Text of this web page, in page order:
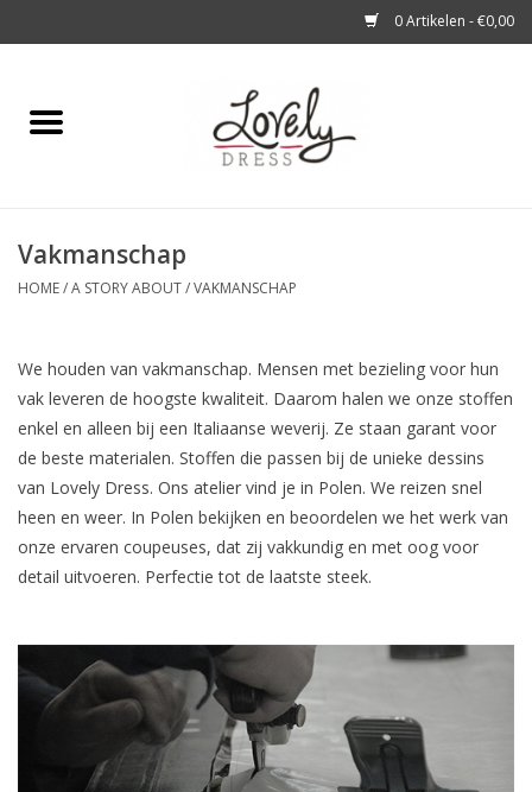
0 Artikelen - €0,00
Home
A story about
Look at You
Vakmanschap
HOME/A STORY ABOUT/VAKMANSCHAP
We houden van vakmanschap. Mensen met bezieling voor hun
vak leveren de hoogste kwaliteit. Daarom halen we onze stoffen
enkel en alleen bij een Italiaanse weverij. Ze staan garant voor
de beste materialen. Stoffen die passen bij de unieke dessins
van Lovely Dress. Ons atelier vind je in Polen. We reizen snel
heen en weer. In Polen bekijken en beoordelen we het werk van
onze ervaren coupeuses, dat zij vakkundig en met oog voor
detail uitvoeren. Perfectie tot de laatste steek.